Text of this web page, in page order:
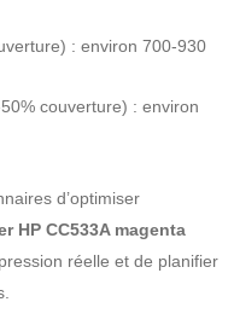
: environ 700-930
couverture) : environ
d’optimiser
HP CC533A magenta
réelle et de planifier